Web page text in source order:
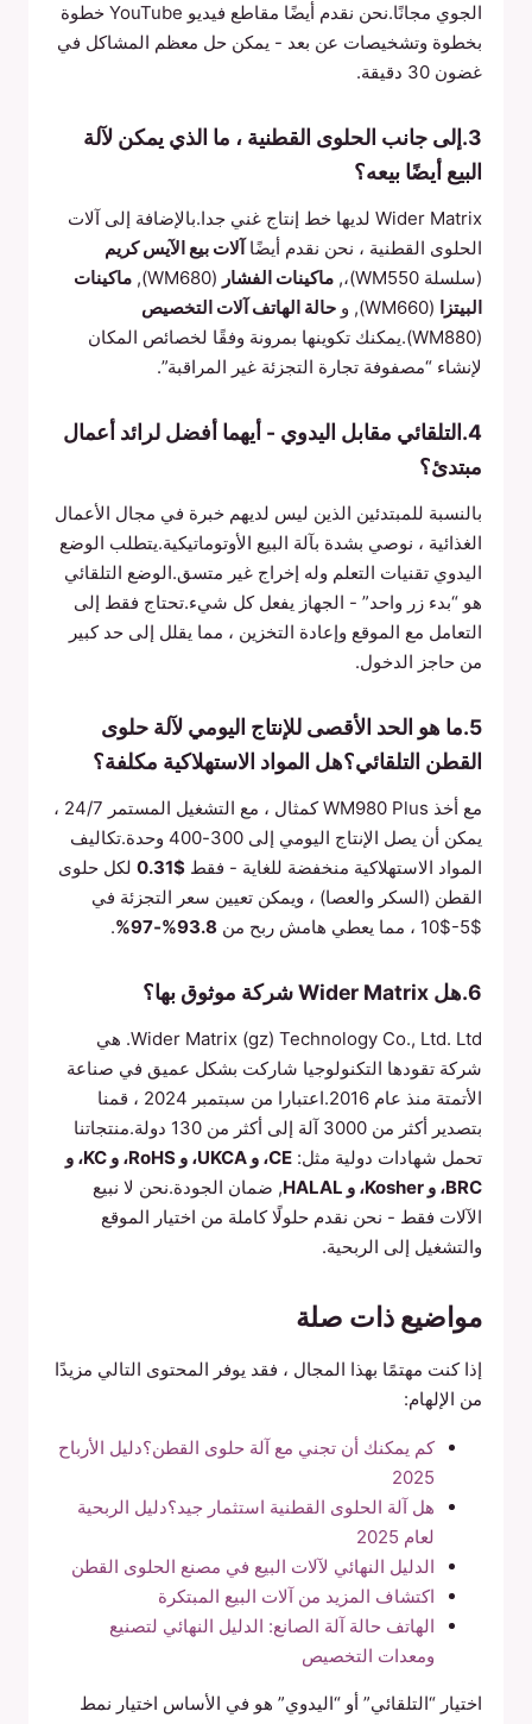
الجوي مجانًا.نحن نقدم أيضًا مقاطع فيديو YouTube خطوة
بخطوة وتشخيصات عن بعد - يمكن حل معظم المشاكل في
غضون 30 دقيقة.
3.إلى جانب الحلوى القطنية ، ما الذي يمكن لآلة
البيع أيضًا بيعه؟
Wider Matrix لديها خط إنتاج غني جدا.بالإضافة إلى آلات
الحلوى القطنية ، نحن نقدم أيضًاآلات بيع الآيس كريم
(سلسلة WM550)،,
ماكينات الفشار (WM680),
ماكينات
البيتزا (WM660), و
حالة الهاتف آلات التخصيص
(WM880).يمكنك تكوينها بمرونة وفقًا لخصائص المكان
لإنشاء “مصفوفة تجارة التجزئة غير المراقبة”.
4.التلقائي مقابل اليدوي - أيهما أفضل لرائد أعمال
مبتدئ؟
بالنسبة للمبتدئين الذين ليس لديهم خبرة في مجال الأعمال
الغذائية ، نوصي بشدة بآلة البيع الأوتوماتيكية.يتطلب الوضع
اليدوي تقنيات التعلم وله إخراج غير متسق.الوضع التلقائي
هو “بدء زر واحد” - الجهاز يفعل كل شيء.تحتاج فقط إلى
التعامل مع الموقع وإعادة التخزين ، مما يقلل إلى حد كبير
من حاجز الدخول.
5.ما هو الحد الأقصى للإنتاج اليومي لآلة حلوى
القطن التلقائي؟هل المواد الاستهلاكية مكلفة؟
مع أخذ WM980 Plus كمثال ، مع التشغيل المستمر 24/7 ،
يمكن أن يصل الإنتاج اليومي إلى 300-400 وحدة.تكاليف
المواد الاستهلاكية منخفضة للغاية - فقط $0.31
لكل حلوى
القطن (السكر والعصا) ، ويمكن تعيين سعر التجزئة في
$5-$10 ، مما يعطي هامش ربح من
93.8%‐97%
.
6.هل Wider Matrix شركة موثوق بها؟
Wider Matrix (gz) Technology Co., Ltd. Ltd. هي
شركة تقودها التكنولوجيا شاركت بشكل عميق في صناعة
الأتمتة منذ عام 2016.اعتبارا من سبتمبر 2024 ، قمنا
بتصدير أكثر من 3000 آلة إلى أكثر من 130 دولة.منتجاتنا
تحمل شهادات دولية مثل:
CE، و UKCA، و RoHS، و KC، و
BRC، و Kosher، و HALAL
, ضمان الجودة.نحن لا نبيع
الآلات فقط - نحن نقدم حلولًا كاملة من اختيار الموقع
والتشغيل إلى الربحية.
مواضيع ذات صلة
إذا كنت مهتمًا بهذا المجال ، فقد يوفر المحتوى التالي مزيدًا
من الإلهام:
كم يمكنك أن تجني مع آلة حلوى القطن؟دليل الأرباح
2025
هل آلة الحلوى القطنية استثمار جيد؟دليل الربحية
لعام 2025
الدليل النهائي لآلات البيع في مصنع الحلوى القطن
اكتشاف المزيد من آلات البيع المبتكرة
الهاتف حالة آلة الصانع: الدليل النهائي لتصنيع
ومعدات التخصيص
اختيار “التلقائي” أو “اليدوي” هو في الأساس اختيار نمط